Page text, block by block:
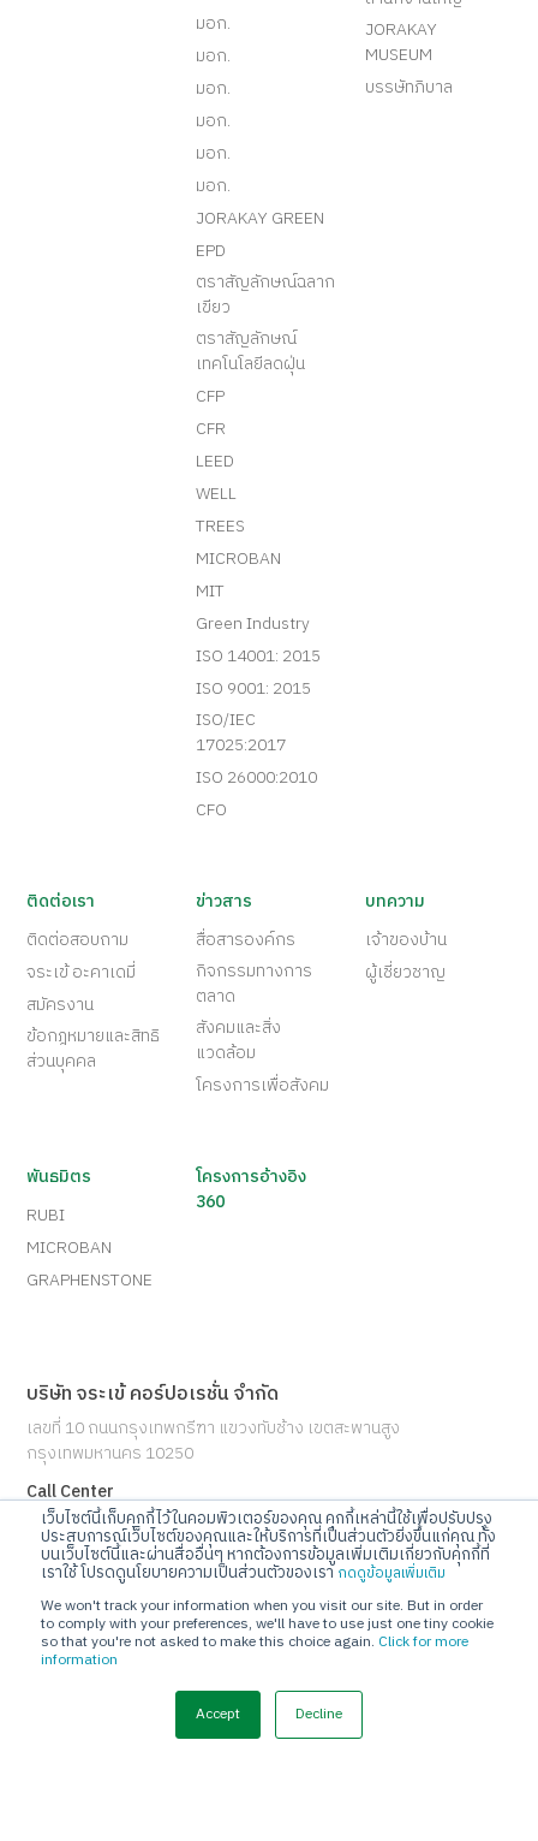
เว็บไซต์นี้เก็บคุกกี้ไว้ในคอมพิวเตอร์ของคุณ คุกกี้เหล่านี้ใช้เพื่อปรับปรุง
ประสบการณ์เว็บไซต์ของคุณและให้บริการที่เป็นส่วนตัวยิ่งขึ้นแก่คุณ ทั้ง
บนเว็บไซต์นี้และผ่านสื่ออื่นๆ หากต้องการข้อมูลเพิ่มเติมเกี่ยวกับคุกกี้ที่
เราใช้ โปรดดูนโยบายความเป็นส่วนตัวของเรากดดูข้อมูลเพิ่มเติม
We won't track your information when you visit our site. But in order
to comply with your preferences, we'll have to use just one tiny cookie
so that you're not asked to make this choice again. Click for more
information
Accept Decline
มอก.
มอก.
มอก.
มอก.
มอก.
มอก.
JORAKAY GREEN
EPD
ตราสัญลักษณ์ฉลาก
เขียว
ตราสัญลักษณ์
เทคโนโลยีลดฝุ่น
CFP
CFR
LEED
WELL
TREES
MICROBAN
MIT
Green Industry
ISO 14001: 2015
ISO 9001: 2015
ISO/IEC
17025:2017
ISO 26000:2010
CFO
JORAKAY
MUSEUM
บรรษัทภิบาล
ติดต่อเรา
ติดต่อสอบถาม
จระเข้ อะคาเดมี่
สมัครงาน
ข้อกฎหมายและสิทธิ
ส่วนบุคคล
ข่าวสาร
สื่อสารองค์กร
กิจกรรมทางการ
ตลาด
สังคมและสิ่ง
แวดล้อม
โครงการเพื่อสังคม
บทความ
เจ้าของบ้าน
ผู้เชี่ยวชาญ
พันธมิตร
RUBI
MICROBAN
GRAPHENSTONE
โครงการอ้างอิง
360
บริษัท จระเข้ คอร์ปอเรชั่น จำกัด
เลขที่ 10 ถนนกรุงเทพกรีฑา แขวงทับช้าง เขตสะพานสูง
กรุงเทพมหานคร 10250
Call Center
โทร 02-720-1112
E-mail
info@jorakay.co.th
Social